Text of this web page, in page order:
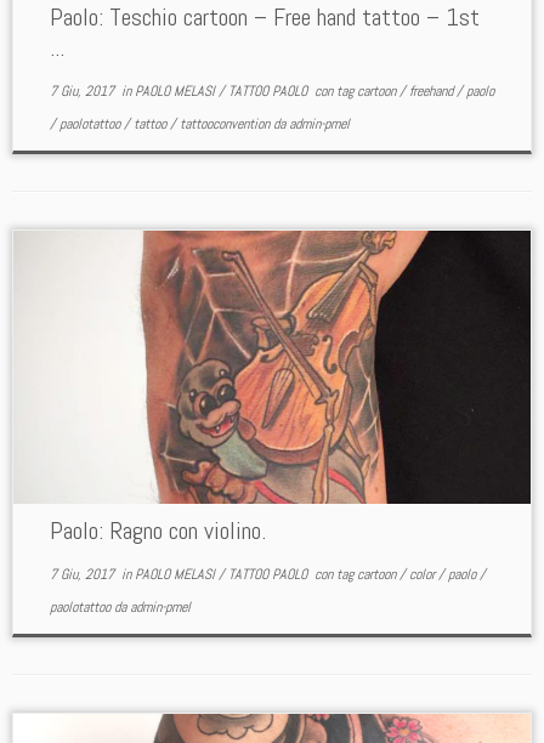
Paolo: Teschio cartoon – Free hand tattoo – 1st
...
7 Giu, 2017inPAOLO MELASI/TATTOO PAOLO con tagcartoon/freehand/paolo
/paolotattoo/tattoo/tattooconventiondaadmin-pmel
Paolo: Ragno con violino.
7 Giu, 2017inPAOLO MELASI/TATTOO PAOLO con tagcartoon/color/paolo/
paolotattoodaadmin-pmel